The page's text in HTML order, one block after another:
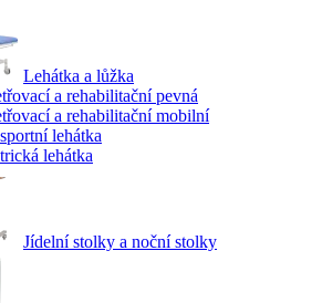
Lehátka a lůžka
a rehabilitační pevná
a rehabilitační mobilní
lehátka
lehátka
Jídelní stolky a noční stolky